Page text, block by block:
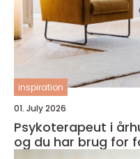
inspiration
01. July 2026
Psykoterapeut i århus når hverdagen
og du har brug for